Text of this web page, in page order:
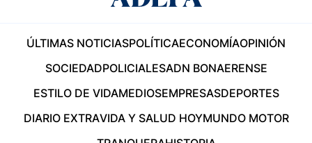
ÚLTIMAS NOTICIASPOLÍTICAECONOMÍAOPINIÓN
SOCIEDADPOLICIALESADN BONAERENSE
ESTILO DE VIDAMEDIOSEMPRESASDEPORTES
DIARIO EXTRAVIDA Y SALUD HOYMUNDO MOTOR